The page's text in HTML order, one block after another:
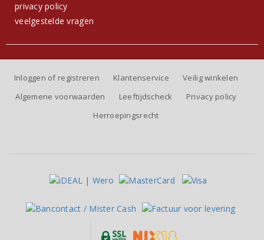
privacy policy
veelgestelde vragen
Inloggen of registreren Klantenservice
Veilig winkelen
Algemene voorwaarden
Leeftijdscheck
Privacy policy
Herroepingsrecht